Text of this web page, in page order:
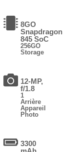
8GO
Snapdragon
845 SoC
256GO
Storage
12-MP,
f/1.8
1
Arrière
Appareil
Photo
3300